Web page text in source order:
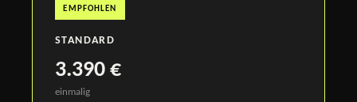
EMPFOHLEN
STANDARD
3.390 €
einmalig